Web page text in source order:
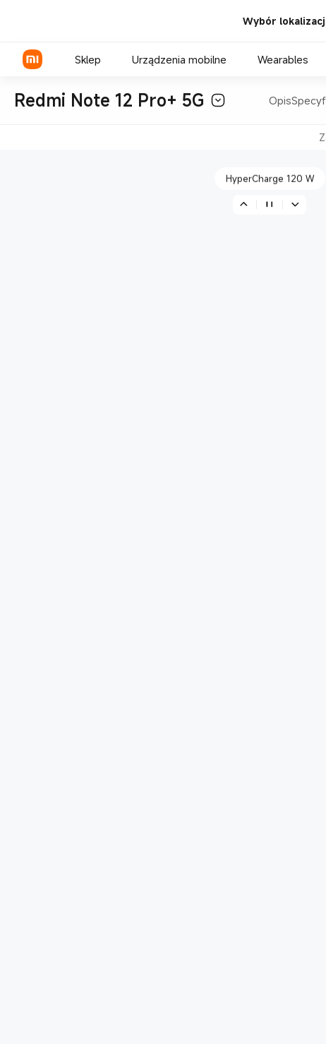
Wybór
Sklep Urządzenia mobilne Wearables
Redmi Note 12 Pro+ 5G Opis
Wyświetlacz AMOLED 120
HyperCharge 120 W